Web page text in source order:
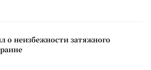
о неизбежности затяжного